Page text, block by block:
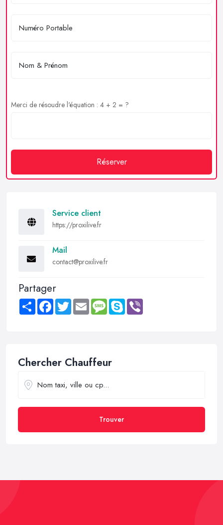
Merci de résoudre l'équation : 4 + 2 = ?
Réserver
Service client
https://proxilive.fr
Mail
contact@proxilive.fr
Partager
Share FacebookTwitter Email MessageSkype
Chercher Chauffeur
Trouver